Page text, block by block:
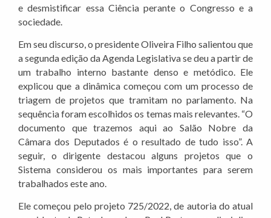
e desmistificar essa Ciência perante o Congresso e a
sociedade.
Em seu discurso, o presidente Oliveira Filho salientou que
a segunda edição da Agenda Legislativa se deu a partir de
um trabalho interno bastante denso e metódico. Ele
explicou que a dinâmica começou com um processo de
triagem de projetos que tramitam no parlamento. Na
sequência foram escolhidos os temas mais relevantes. “O
documento que trazemos aqui ao Salão Nobre da
Câmara dos Deputados é o resultado de tudo isso”. A
seguir, o dirigente destacou alguns projetos que o
Sistema considerou os mais importantes para serem
trabalhados este ano.
Ele começou pelo projeto 725/2022, de autoria do atual